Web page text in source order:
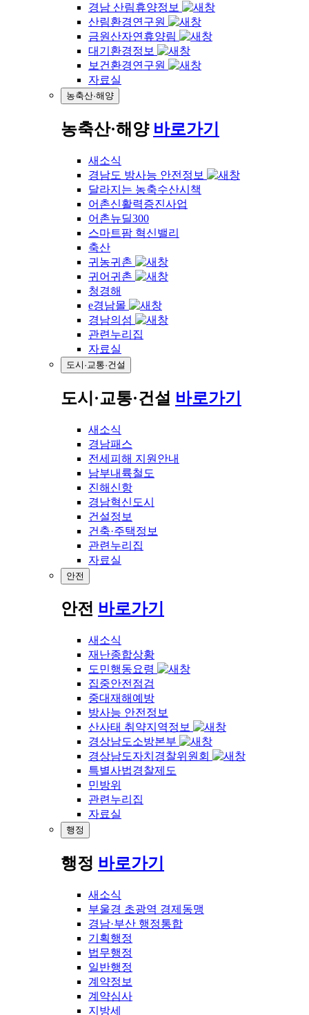
경남 산림휴양정보
산림환경연구원
금원산자연휴양림
대기환경정보
보건환경연구원
자료실
농축산·해양
농축산·해양 바로가기
새소식
경남도 방사능 안전정보
달라지는 농축수산시책
어촌신활력증진사업
어촌뉴딜300
스마트팜 혁신밸리
축산
귀농귀촌
귀어귀촌
청경해
e경남몰
경남의섬
관련누리집
자료실
도시·교통·건설
도시·교통·건설 바로가기
새소식
경남패스
전세피해 지원안내
남부내륙철도
진해신항
경남혁신도시
건설정보
건축·주택정보
관련누리집
자료실
안전
안전 바로가기
새소식
재난종합상황
도민행동요령
집중안전점검
중대재해예방
방사능 안전정보
산사태 취약지역정보
경상남도소방본부
경상남도자치경찰위원회
특별사법경찰제도
민방위
관련누리집
자료실
행정
행정 바로가기
새소식
부울경 초광역 경제동맹
경남·부산 행정통합
기획행정
법무행정
일반행정
계약정보
계약심사
지방세